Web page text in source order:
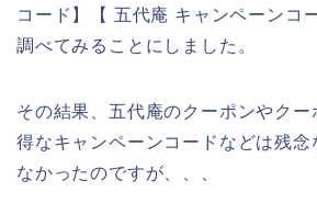
コード】【 五代庵 キャンペーンコ
調べてみることにしました。
その結果、五代庵のクーポンやクー
得なキャンペーンコードなどは残念
なかったのですが、、、